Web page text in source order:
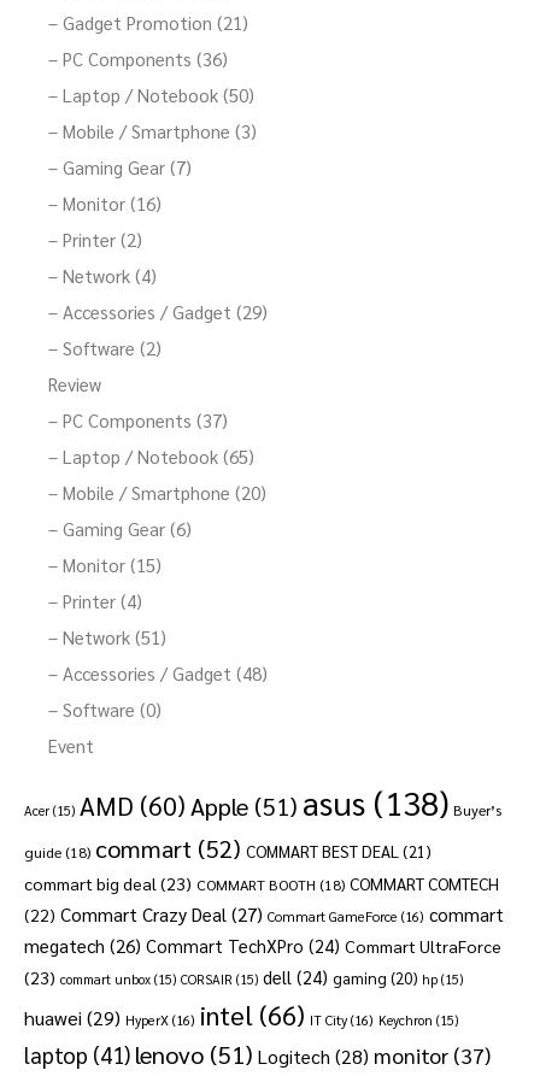
– Gadget Promotion (21)
– PC Components (36)
– Laptop / Notebook (50)
– Mobile / Smartphone (3)
– Gaming Gear (7)
– Monitor (16)
– Printer (2)
– Network (4)
– Accessories / Gadget (29)
– Software (2)
Review
– PC Components (37)
– Laptop / Notebook (65)
– Mobile / Smartphone (20)
– Gaming Gear (6)
– Monitor (15)
– Printer (4)
– Network (51)
– Accessories / Gadget (48)
– Software (0)
Event
Acer (15) AMD (60)Apple (51) asus (138) Buyer’s
guide (18) commart (52) COMMART BEST DEAL(21)
commart big deal (23) COMMART BOOTH (18) COMMART COMTECH
(22) Commart Crazy Deal (27) Commart GameForce (16) commart
megatech (26) Commart TechXPro (24) Commart UltraForce
(23) commart unbox (15) CORSAIR (15) dell (24) gaming (20) hp (15)
huawei (29) HyperX (16) intel (66) IT City (16) Keychron (15)
laptop (41) lenovo (51) Logitech (28) monitor (37)